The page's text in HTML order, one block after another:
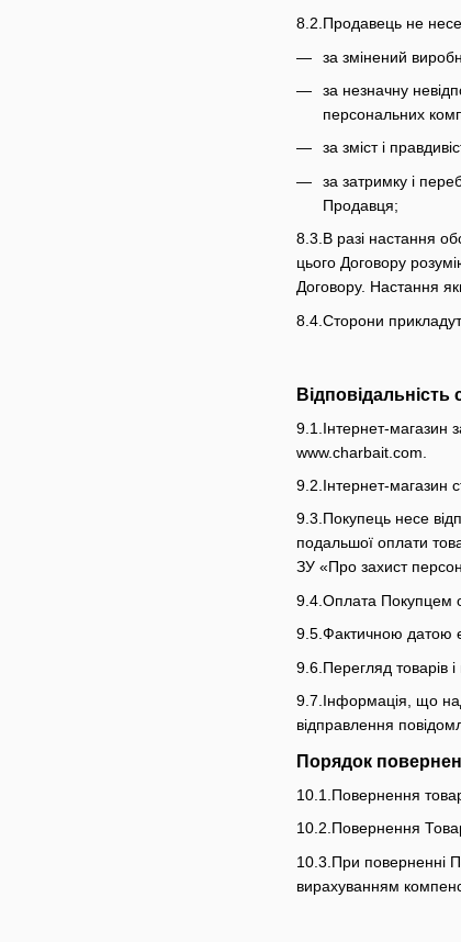
8.2.Продавець не несе
за змінений
за незначну
персональних
за зміст і
за затримку і
Продавця;
8.3.В разі настання
цього Договору
Договору. Настання
8.4.Сторони
Відповідальність
9.1.Інтернет-магазин
www.charbait.com.
9.2.Інтернет-магазин
9.3.Покупець несе
подальшої оплати
ЗУ «Про захист
9.4.Оплата Покупцем
9.5.Фактичною датою
9.6.Перегляд товарів
9.7.Інформація, що
відправлення
Порядок
10.1.Повернення
10.2.Повернення
10.3.При поверненні
вирахуванням